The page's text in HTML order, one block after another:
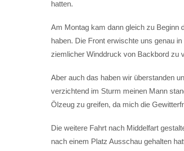
hatten.
Am Montag kam dann gleich zu Beginn
haben. Die Front erwischte uns genau
ziemlicher Winddruck von Backbord zu
Aber auch das haben wir überstanden
verzichtend im Sturm meinen Mann
Ölzeug zu greifen, da mich die
Die weitere Fahrt nach Middelfart
nach einem Platz Ausschau gehalten